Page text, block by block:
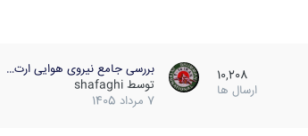
10,208
ارسال ها
بررسی جامع نیروی هوایی ارت…
توسط shafaghi
7 مرداد 1405